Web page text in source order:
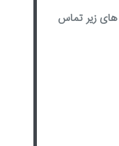
زیر تماس